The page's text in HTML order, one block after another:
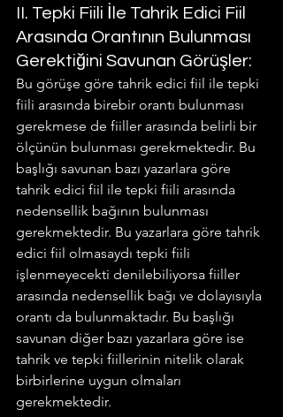
II. Tepki Fiili İle Tahrik Edici Fiil
Arasında Orantının Bulunması
Gerektiğini Savunan Görüşler:
Bu görüşe göre tahrik edici fiil ile tepki
fiili arasında birebir orantı bulunması
gerekmese de fiiller arasında belirli bir
ölçünün bulunması gerekmektedir. Bu
başlığı savunan bazı yazarlara göre
tahrik edici fiil ile tepki fiili arasında
nedensellik bağının bulunması
gerekmektedir. Bu yazarlara göre tahrik
edici fiil olmasaydı tepki fiili
işlenmeyecekti denilebiliyorsa fiiller
arasında nedensellik bağı ve dolayısıyla
orantı da bulunmaktadır. Bu başlığı
savunan diğer bazı yazarlara göre ise
tahrik ve tepki fiillerinin nitelik olarak
birbirlerine uygun olmaları
gerekmektedir.